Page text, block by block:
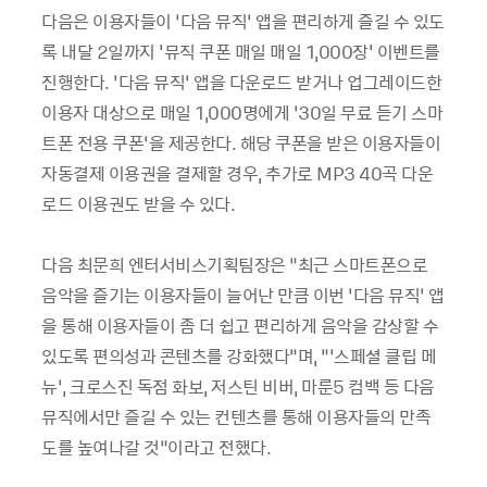
다음은 이용자들이 ‘다음 뮤직’ 앱을 편리하게 즐길 수 있도
록 내달 2일까지 '뮤직 쿠폰 매일 매일 1,000장' 이벤트를
진행한다. ‘다음 뮤직’ 앱을 다운로드 받거나 업그레이드한
이용자 대상으로 매일 1,000명에게 ‘30일 무료 듣기 스마
트폰 전용 쿠폰’을 제공한다. 해당 쿠폰을 받은 이용자들이
자동결제 이용권을 결제할 경우, 추가로 MP3 40곡 다운
로드 이용권도 받을 수 있다.
다음 최문희 엔터서비스기획팀장은 “최근 스마트폰으로
음악을 즐기는 이용자들이 늘어난 만큼 이번 ‘다음 뮤직’ 앱
을 통해 이용자들이 좀 더 쉽고 편리하게 음악을 감상할 수
있도록 편의성과 콘텐츠를 강화했다”며, “’스페셜 클립 메
뉴’, 크로스진 독점 화보, 저스틴 비버, 마룬5 컴백 등 다음
뮤직에서만 즐길 수 있는 컨텐츠를 통해 이용자들의 만족
도를 높여나갈 것”이라고 전했다.